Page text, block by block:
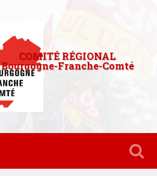
COMITÉ RÉGIONAL
Bourgogne-Franche-Comté